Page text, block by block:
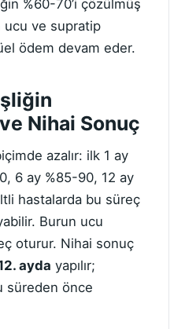
%60-70’i çözülmüş
ucu ve supratip
ödem devam eder.
Nihai Sonuç
azalır: ilk 1 ay
6 ay %85-90, 12 ay
hastalarda bu süreç
Burun ucu
oturur. Nihai sonuç
ayda yapılır;
süreden önce